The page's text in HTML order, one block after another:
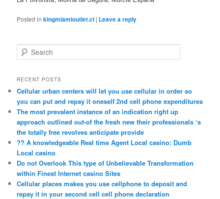
Posted in kingmiamioutlet.cl | Leave a reply
e
r
h
RECENT POSTS
Cellular urban centers will let you use cellular in order so
you can put and repay it oneself 2nd cell phone expenditures
The most prevalent instance of an indication right up
approach outlined out-of the fresh new their professionals ‘s
the totally free revolves anticipate provide
?? A knowledgeable Real time Agent Local casino: Dumb
Local casino
Do not Overlook This type of Unbelievable Transformation
within Finest Internet casino Sites
Cellular places makes you use cellphone to deposit and
repay it in your second cell cell phone declaration